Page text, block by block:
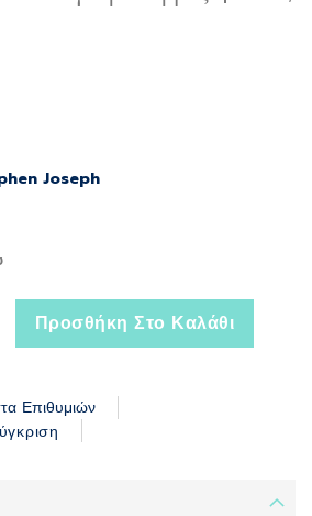
Joseph
Προσθήκη Στο Καλάθι
Επιθυμιών